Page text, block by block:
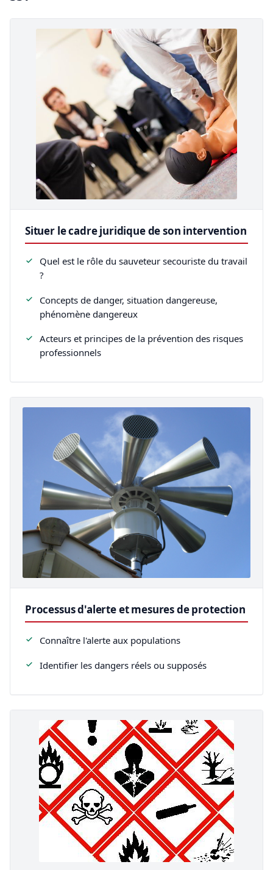
Situer le cadre juridique de son intervention
Quel est le rôle du sauveteur secouriste du travail
?
Concepts de danger, situation dangereuse,
phénomène dangereux
Acteurs et principes de la prévention des risques
professionnels
Processus d'alerte et mesures de protection
Connaître l'alerte aux populations
Identifier les dangers réels ou supposés